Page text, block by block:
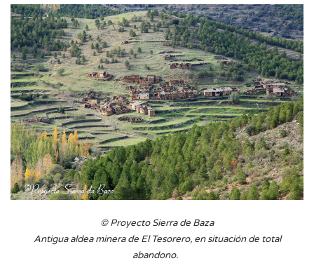
© Proyecto Sierra de Baza
Antigua aldea minera de El Tesorero, en situación de total
abandono.